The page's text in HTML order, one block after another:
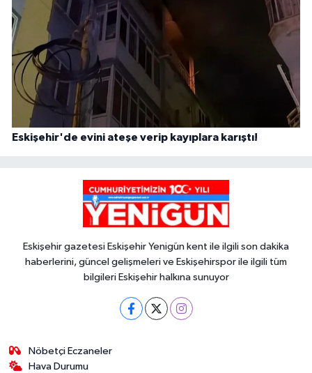
Eskişehir'de evini ateşe verip kayıplara karıştı!
Eskişehir gazetesi Eskişehir Yenigün kent ile ilgili son dakika
haberlerini, güncel gelişmeleri ve Eskişehirspor ile ilgili tüm
bilgileri Eskişehir halkına sunuyor
Nöbetçi Eczaneler
Hava Durumu